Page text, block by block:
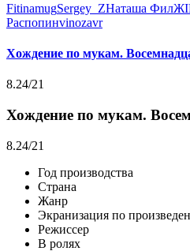
FitinamugSergey_ZНаташа Фил
Распопинvinozavr
Хождение по мукам.
8.24/21
Хождение по мукам.
8.24/21
Год производства
Страна
Жанр
Экранизация по
Режиссер
В ролях